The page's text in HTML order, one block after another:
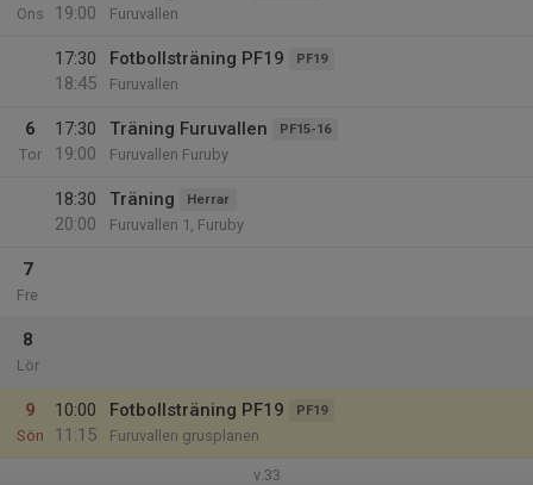
Ons
19:00
Furuvallen
17:30
18:45
Fotbollsträning PF19 PF19
Furuvallen
6
Tor
17:30
19:00
Träning Furuvallen PF15-16
Furuvallen Furuby
18:30
20:00
Träning Herrar
Furuvallen 1, Furuby
7
Fre
8
Lör
9
Sön
10:00
11:15
Fotbollsträning PF19 PF19
Furuvallen grusplanen
v.33